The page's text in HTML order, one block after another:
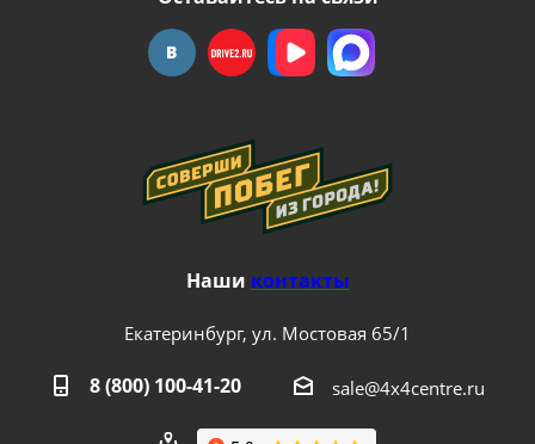
Наши контакты
Екатеринбург, ул. Мостовая 65/1
8 (800) 100-41-20 sale@4x4centre.ru